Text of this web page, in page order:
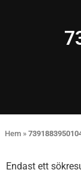
Hem »
Endast ett